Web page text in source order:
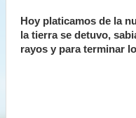
Hoy platicamos de la
la tierra se detuvo,
rayos y para terminar